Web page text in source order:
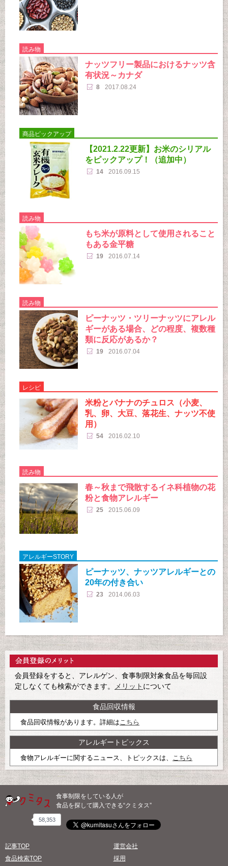
読み物
ナッツフリー製品におけるナッツ含
有状況～カナダ
8 2017.08.24
商品ピックアップ
【2021.2.22更新】お米のシリアル
をピックアップ！（追加中）
14 2016.09.15
読み物
もち米が原料として使用されること
もある金平糖
19 2016.07.14
読み物
ピーナッツ・ツリーナッツにアレル
ギーがある場合、どの程度、複数種
類に反応があるか？
19 2016.07.04
レシピ
米粉とバナナのチュロス（小麦、
乳、卵、大豆、落花生、ナッツ不使
用）
54 2016.02.10
読み物
春～秋まで飛散するイネ科植物の花
粉と食物アレルギー
25 2015.06.09
アレルギーSTORY
ピーナッツ、ナッツアレルギーとの
20年の付き合い
23 2014.06.03
会員登録をすると、アレルゲン、食事制限対象食品を毎回設
定しなくても検索ができます。
メリット について
食品回収情報
食品回収情報があります。詳細はこちら
アレルギートピックス
食物アレルギーに関するニュース、トピックスは、 こちら
食事制限をしている人が
食品を探して購入できる“クミタス”
58,353
記事TOP
食品検索TOP
運営会社
採用